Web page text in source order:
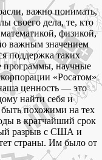
важно понимать,
своего дела, те, кто
физикой,
важным значением
поддержка таких
программы, научные
«Росатом»
ценность — это
найти себя и
похожими на тех
в кратчайший срок
разрыв с США и
страны. Им было от